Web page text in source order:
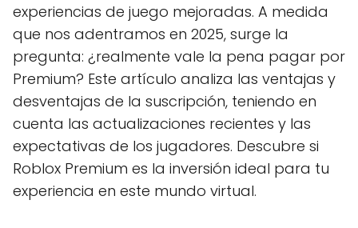
experiencias de juego mejoradas. A medida
que nos adentramos en 2025, surge la
pregunta: ¿realmente vale la pena pagar por
Premium? Este artículo analiza las ventajas y
desventajas de la suscripción, teniendo en
cuenta las actualizaciones recientes y las
expectativas de los jugadores. Descubre si
Roblox Premium es la inversión ideal para tu
experiencia en este mundo virtual.